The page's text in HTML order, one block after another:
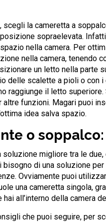
la cameretta a
sopraelevata.
nella camera. Per
nella camera, tenendo
un letto nella parte
delle scalette a pioli o
raggiunge il letto
funzioni. Magari puoi
idea salva spazio.
o
soluzione migliore tra le
di una soluzione
Ovviamente puoi
una cameretta singola,
all’interno della camera
che puoi seguire, per